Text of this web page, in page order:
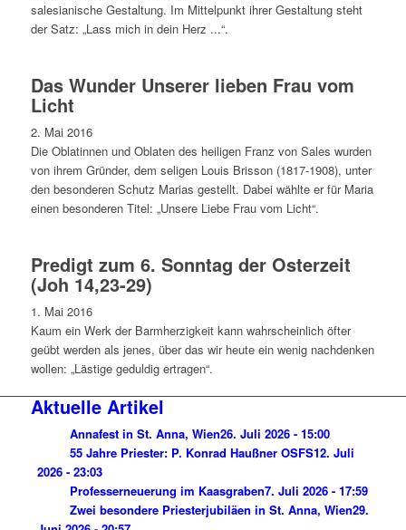
salesianische Gestaltung. Im Mittelpunkt ihrer Gestaltung steht
der Satz: „Lass mich in dein Herz ...“.
Das Wunder Unserer lieben Frau vom
Licht
2. Mai 2016
Die Oblatinnen und Oblaten des heiligen Franz von Sales wurden
von ihrem Gründer, dem seligen Louis Brisson (1817-1908), unter
den besonderen Schutz Marias gestellt. Dabei wählte er für Maria
einen besonderen Titel: „Unsere Liebe Frau vom Licht“.
Predigt zum 6. Sonntag der Osterzeit
(Joh 14,23-29)
1. Mai 2016
Kaum ein Werk der Barmherzigkeit kann wahrscheinlich öfter
geübt werden als jenes, über das wir heute ein wenig nachdenken
wollen: „Lästige geduldig ertragen“.
Aktuelle Artikel
Annafest in St. Anna, Wien26. Juli 2026 - 15:00
55 Jahre Priester: P. Konrad Haußner OSFS12. Juli
2026 - 23:03
Professerneuerung im Kaasgraben7. Juli 2026 - 17:59
Zwei besondere Priesterjubiläen in St. Anna, Wien29.